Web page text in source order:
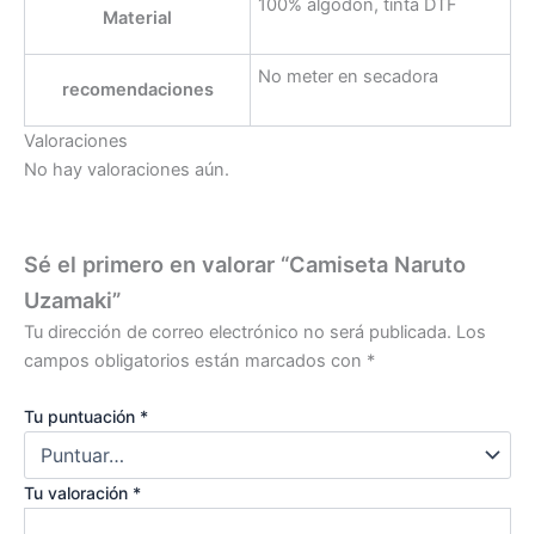
Material
recomendaciones
No meter en secadora
Valoraciones
No hay valoraciones aún.
Sé el primero en valorar “Camiseta Naruto
Uzamaki”
Tu dirección de correo electrónico no será publicada. Los
campos obligatorios están marcados con *
Tu puntuación *
Tu valoración *